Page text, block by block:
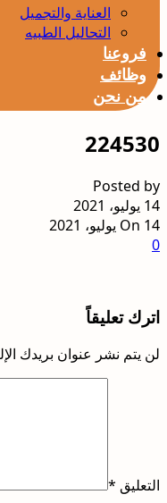
العناية والتجميل
التحاليل الطبيه
فروعنا
وظائف
من نحن
224530
Posted by
14 يوليو، 2021
On 14 يوليو، 2021
0
اترك تعليقاً
لن يتم نشر عنوان بريدك
التعليق *